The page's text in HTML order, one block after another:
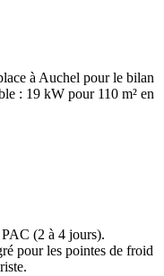
à Auchel pour le bilan
: 19 kW pour 110 m² en
(2 à 4 jours).
pour les pointes de froid